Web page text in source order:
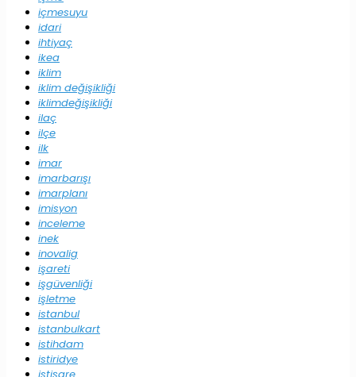
içmesuyu
idari
ihtiyaç
ikea
iklim
iklim değişikliği
iklimdeğişikliği
ilaç
ilçe
ilk
imar
imarbarışı
imarplanı
imisyon
inceleme
inek
inovalig
işareti
işgüvenliği
işletme
istanbul
istanbulkart
istihdam
istiridye